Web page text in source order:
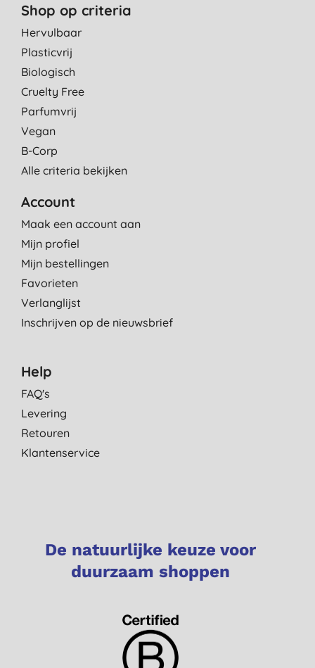
Shop op criteria
Hervulbaar
Plasticvrij
Biologisch
Cruelty Free
Parfumvrij
Vegan
B-Corp
Alle criteria bekijken
Account
Maak een account aan
Mijn profiel
Mijn bestellingen
Favorieten
Verlanglijst
Inschrijven op de nieuwsbrief
Help
FAQ's
Levering
Retouren
Klantenservice
De natuurlijke keuze voor
duurzaam shoppen